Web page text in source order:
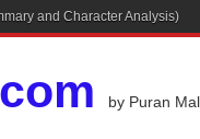
and Character Analysis)
by Puran